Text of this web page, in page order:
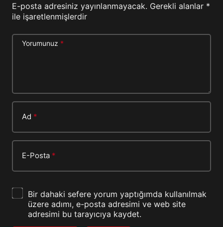
E-posta adresiniz yayınlanmayacak. Gerekli alanlar *
ile işaretlenmişlerdir
Yorumunuz *
Ad *
E-Posta *
Bir dahaki sefere yorum yaptığımda kullanılmak
üzere adımı, e-posta adresimi ve web site
adresimi bu tarayıcıya kaydet.